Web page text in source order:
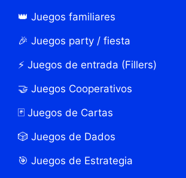
👑 Juegos familiares
🎉 Juegos party / fiesta
⚡ Juegos de entrada (Fillers)
🤝 Juegos Cooperativos
🃏 Juegos de Cartas
🎲 Juegos de Dados
🎯 Juegos de Estrategia